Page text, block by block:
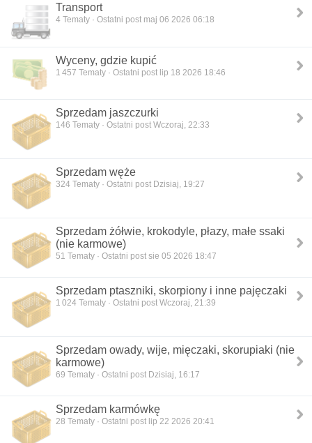
Transport
4 Tematy · Ostatni post maj 06 2026 06:18
Wyceny, gdzie kupić
1 457 Tematy · Ostatni post lip 18 2026 18:46
Sprzedam jaszczurki
146 Tematy · Ostatni post Wczoraj, 22:33
Sprzedam węże
324 Tematy · Ostatni post Dzisiaj, 19:27
Sprzedam żółwie, krokodyle, płazy, małe ssaki
(nie karmowe)
51 Tematy · Ostatni post sie 05 2026 18:47
Sprzedam ptaszniki, skorpiony i inne pajęczaki
1 024 Tematy · Ostatni post Wczoraj, 21:39
Sprzedam owady, wije, mięczaki, skorupiaki (nie
karmowe)
69 Tematy · Ostatni post Dzisiaj, 16:17
Sprzedam karmówkę
28 Tematy · Ostatni post lip 22 2026 20:41